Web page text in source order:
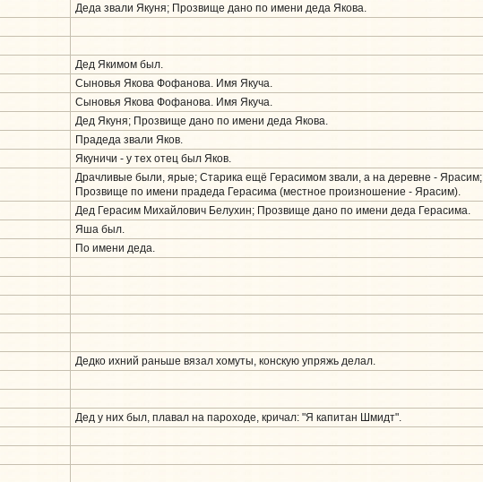
Деда звали Якуня; Прозвище дано по имени деда Якова.
Дед Якимом был.
Сыновья Якова Фофанова. Имя Якуча.
Сыновья Якова Фофанова. Имя Якуча.
Дед Якуня; Прозвище дано по имени деда Якова.
Прадеда звали Яков.
Якуничи - у тех отец был Яков.
Драчливые были, ярые; Старика ещё Герасимом звали, а на деревне - Ярасим;
Прозвище по имени прадеда Герасима (местное произношение - Ярасим).
Дед Герасим Михайлович Белухин; Прозвище дано по имени деда Герасима.
Яша был.
По имени деда.
Дедко ихний раньше вязал хомуты, конскую упряжь делал.
Дед у них был, плавал на пароходе, кричал: "Я капитан Шмидт".